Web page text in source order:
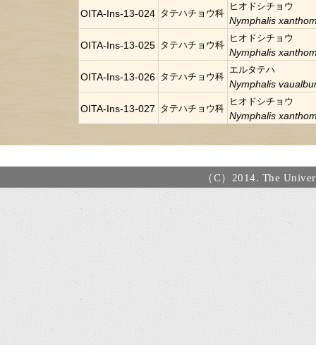
OITA-Ins-13-024 タテハチョウ科
ヒオドシチョウ
Nymphalis
OITA-Ins-13-025 タテハチョウ科
ヒオドシチョウ
Nymphalis
OITA-Ins-13-026 タテハチョウ科
エルタテハ
Nymphalis
OITA-Ins-13-027 タテハチョウ科
ヒオドシチョウ
Nymphalis
（C）2014. The